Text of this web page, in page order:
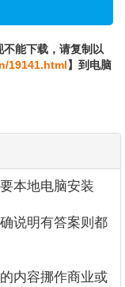
能下载，请复制以
19141.html】到电脑
本地电脑安装
说明有答案则都
内容挪作商业或